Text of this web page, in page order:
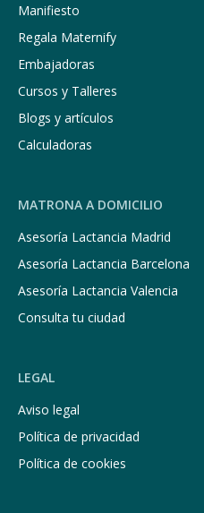
Manifiesto
Regala Maternify
Embajadoras
Cursos y Talleres
Blogs y artículos
Calculadoras
MATRONA A DOMICILIO
Asesoría Lactancia Madrid
Asesoría Lactancia Barcelona
Asesoría Lactancia Valencia
Consulta tu ciudad
LEGAL
Aviso legal
Política de privacidad
Política de cookies